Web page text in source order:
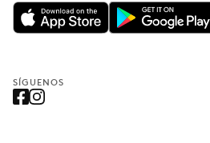
SÍGUENOS